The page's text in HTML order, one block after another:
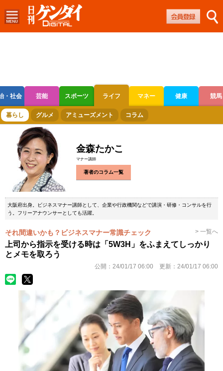
・社会 芸能 スポーツ ライフ マネー 健康 競馬
ボートレース 競輪 オートレース
暮らし グルメ アミューズメント コラム
金森たかこ
マナー講師
著者のコラム一覧
大阪府出身。ビジネスマナー講師として、企業や行政機関などで講演・研修・コンサルを行
う。フリーアナウンサーとしても活躍。
それ間違いかも？ビジネスマナー常識チェック > 一覧へ
上司から指示を受ける時は「5W3H」をふまえてしっかり
とメモを取ろう
公開： 24/01/17 06:00 更新： 24/01/17 06:00